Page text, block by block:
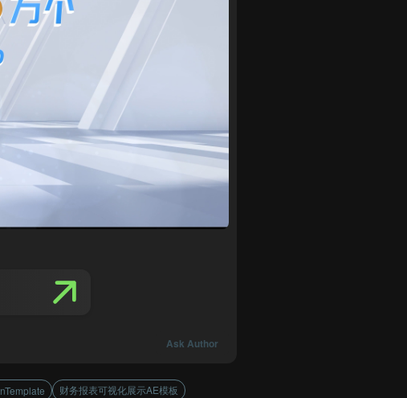
Ask Author
财务报表可视化展示AE模板